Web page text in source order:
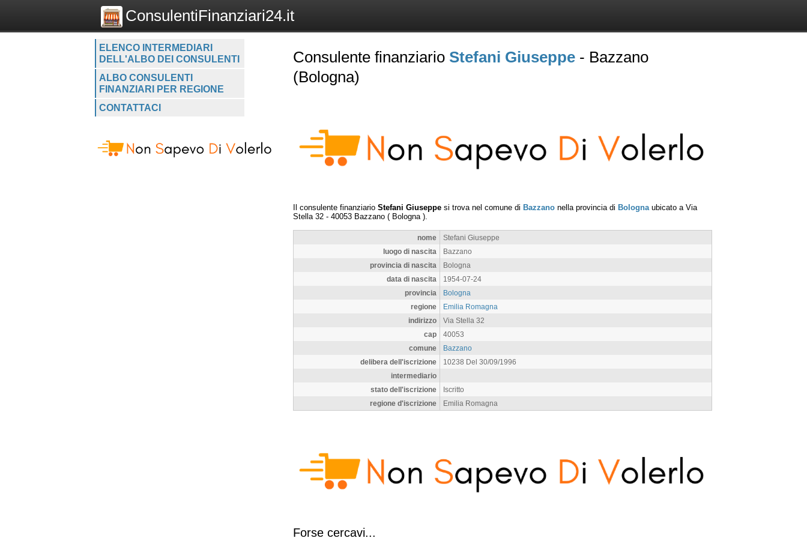
ConsulentiFinanziari24.it
ELENCO INTERMEDIARI
DELL'ALBO DEI CONSULENTI
ALBO CONSULENTI
FINANZIARI PER REGIONE
CONTATTACI
Consulente finanziario Stefani Giuseppe - Bazzano
(Bologna)
Il consulente finanziario Stefani Giuseppe si trova nel comune di Bazzano nella provincia di Bologna ubicato a Via
Stella 32 - 40053 Bazzano ( Bologna ).
nome
Stefani Giuseppe
luogo di nascita
Bazzano
provincia di nascita
Bologna
data di nascita
1954-07-24
provincia
Bologna
regione
Emilia Romagna
indirizzo
Via Stella 32
cap
40053
comune
Bazzano
delibera dell'iscrizione
10238 Del 30/09/1996
intermediario
stato dell'iscrizione
Iscritto
regione d'iscrizione
Emilia Romagna
Forse cercavi...